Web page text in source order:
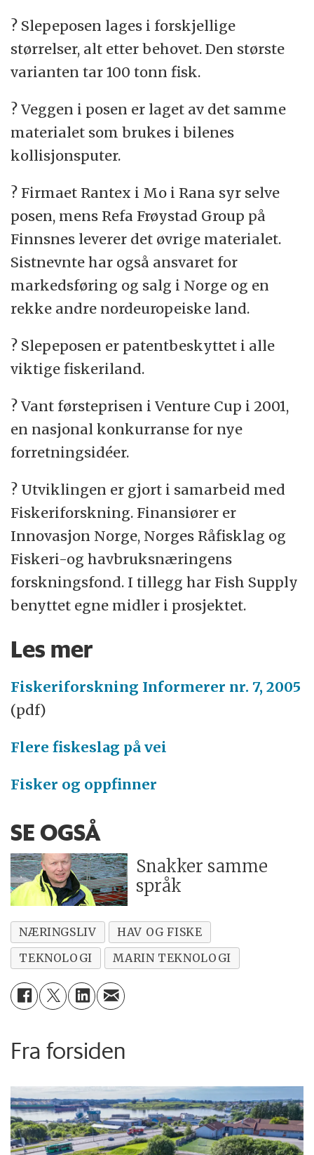
? Slepeposen lages i forskjellige
størrelser, alt etter behovet. Den største
varianten tar 100 tonn fisk.
? Veggen i posen er laget av det samme
materialet som brukes i bilenes
kollisjonsputer.
? Firmaet Rantex i Mo i Rana syr selve
posen, mens Refa Frøystad Group på
Finnsnes leverer det øvrige materialet.
Sistnevnte har også ansvaret for
markedsføring og salg i Norge og en
rekke andre nordeuropeiske land.
? Slepeposen er patentbeskyttet i alle
viktige fiskeriland.
? Vant førsteprisen i Venture Cup i 2001,
en nasjonal konkurranse for nye
forretningsidéer.
? Utviklingen er gjort i samarbeid med
Fiskeriforskning. Finansiører er
Innovasjon Norge, Norges Råfisklag og
Fiskeri-og havbruksnæringens
forskningsfond. I tillegg har Fish Supply
benyttet egne midler i prosjektet.
Les mer
Fiskeriforskning Informerer nr. 7, 2005
(pdf)
Flere fiskeslag på vei
Fisker og oppfinner
SE OGSÅ
Snakker samme
språk
NÆRINGSLIV
HAV OG FISKE
TEKNOLOGI
MARIN TEKNOLOGI
Fra forsiden